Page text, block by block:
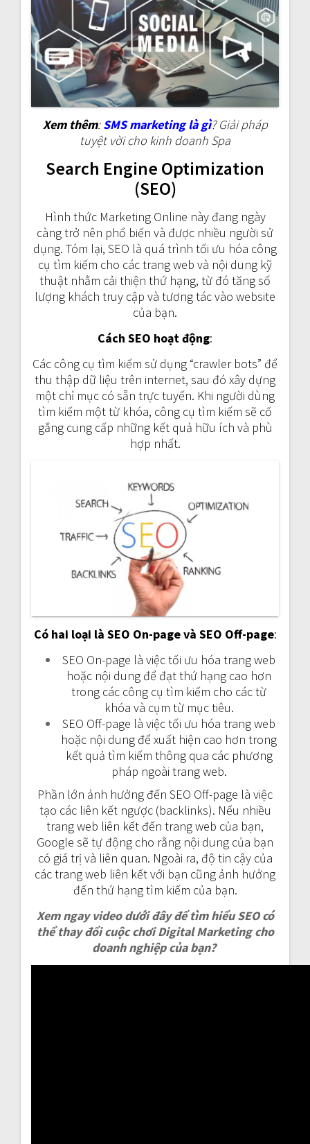
Xem thêm:SMS marketing là gì? Giải pháp
tuyệt vời cho kinh doanh Spa
Search Engine Optimization
(SEO)
Hình thức Marketing Online này đang ngày
càng trở nên phổ biến và được nhiều người sử
dụng. Tóm lại, SEO là quá trình tối ưu hóa công
cụ tìm kiếm cho các trang web và nội dung kỹ
thuật nhằm cải thiện thứ hạng, từ đó tăng số
lượng khách truy cập và tương tác vào website
của bạn.
Cách SEO hoạt động:
Các công cụ tìm kiếm sử dụng “crawler bots” để
thu thập dữ liệu trên internet, sau đó xây dựng
một chỉ mục có sẵn trực tuyến. Khi người dùng
tìm kiếm một từ khóa, công cụ tìm kiếm sẽ cố
gắng cung cấp những kết quả hữu ích và phù
hợp nhất.
Có hai loại là SEO On-page và SEO Off-page:
SEO On-page là việc tối ưu hóa trang web
hoặc nội dung để đạt thứ hạng cao hơn
trong các công cụ tìm kiếm cho các từ
khóa và cụm từ mục tiêu.
SEO Off-page là việc tối ưu hóa trang web
hoặc nội dung để xuất hiện cao hơn trong
kết quả tìm kiếm thông qua các phương
pháp ngoài trang web.
Phần lớn ảnh hưởng đến SEO Off-page là việc
tạo các liên kết ngược (backlinks). Nếu nhiều
trang web liên kết đến trang web của bạn,
Google sẽ tự động cho rằng nội dung của bạn
có giá trị và liên quan. Ngoài ra, độ tin cậy của
các trang web liên kết với bạn cũng ảnh hưởng
đến thứ hạng tìm kiếm của bạn.
Xem ngay video dưới đây để tìm hiểu SEO có
thể thay đổi cuộc chơi Digital Marketing cho
doanh nghiệp của bạn?